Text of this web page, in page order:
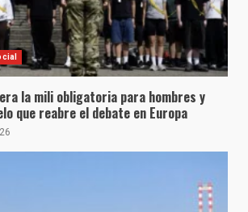
la mili obligatoria para hombres y
que reabre el debate en Europa